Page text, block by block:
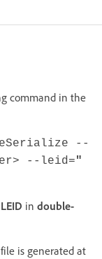
command in the
--
--leid="
LEID in double-
file is generated at